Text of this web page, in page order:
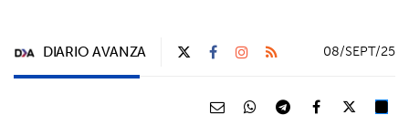
DIARIO AVANZA 08/SEPT/25